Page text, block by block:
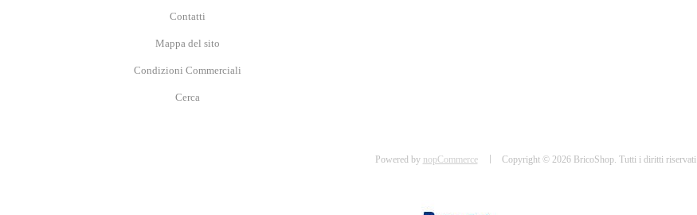
Contatti
Mappa del sito
Condizioni Commerciali
Cerca
Powered by nopCommerce Copyright © 2026 BricoShop. Tutti i diritti riservati